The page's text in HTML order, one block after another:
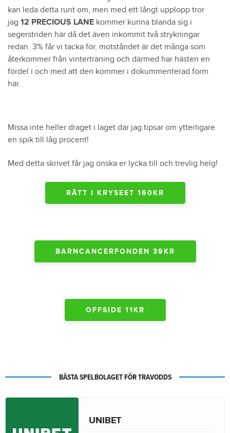
kan leda detta runt om, men med ett långt upplopp tror
jag 12 PRECIOUS LANE kommer kunna blanda sig i
segerstriden här då det även inkommit två strykningar
redan. 3% får vi tacka för, motståndet är det många som
återkommer från vinterträning och därmed har hästen en
fördel i och med att den kommer i dokummenterad form
här.
Missa inte heller draget i laget där jag tipsar om ytterligare
en spik till låg procent!
Med detta skrivet får jag önska er lycka till och trevlig helg!
RÄTT I KRYSEET 160KR
BARNCANCERFONDEN 39KR
OFFSIDE 11KR
BÄSTA SPELBOLAGET FÖR TRAVODDS
UNIBET